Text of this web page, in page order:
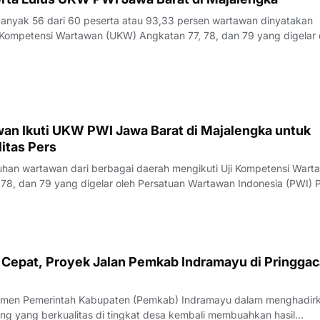
56 dari 60 peserta atau 93,33 persen wartawan dinyatakan
Wartawan (UKW) Angkatan 77, 78, dan 79 yang digelar
Juli 2026.Penguji UKW, Rita, menyampaikan hasil evaluasi
Ikuti UKW PWI Jawa Barat di Majalengka untuk
Pers
wartawan dari berbagai daerah mengikuti Uji Kompetensi
dan 79 yang digelar oleh Persatuan Wartawan Indonesia (PWI)
Rabu (22/7/2026).Pelaksana Tugas (Plt) Ketua PWI Jawa
Proyek Jalan Pemkab Indramayu di
Pemerintah Kabupaten (Pemkab) Indramayu dalam
yang berkualitas di tingkat desa kembali membuahkan hasil